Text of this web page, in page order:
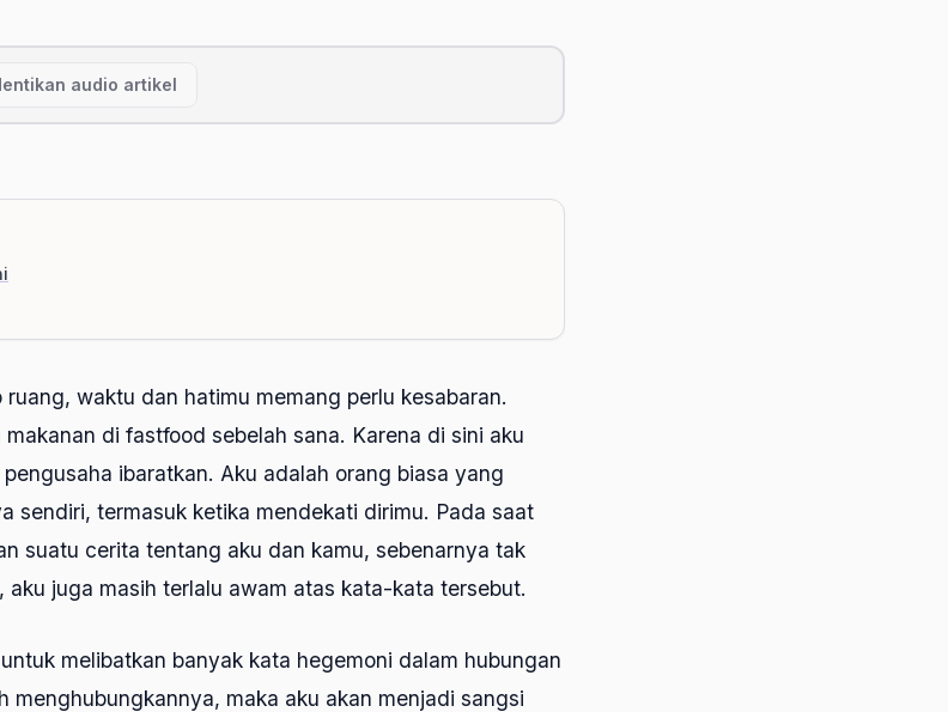
audio artikel
waktu dan hatimu memang perlu kesabaran.
di fastfood sebelah sana. Karena di sini aku
ibaratkan. Aku adalah orang biasa yang
sendiri, termasuk ketika mendekati dirimu. Pada saat
suatu cerita tentang aku dan kamu, sebenarnya tak
aku juga masih terlalu awam atas kata-kata tersebut.
melibatkan banyak kata hegemoni dalam hubungan
menghubungkannya, maka aku akan menjadi sangsi